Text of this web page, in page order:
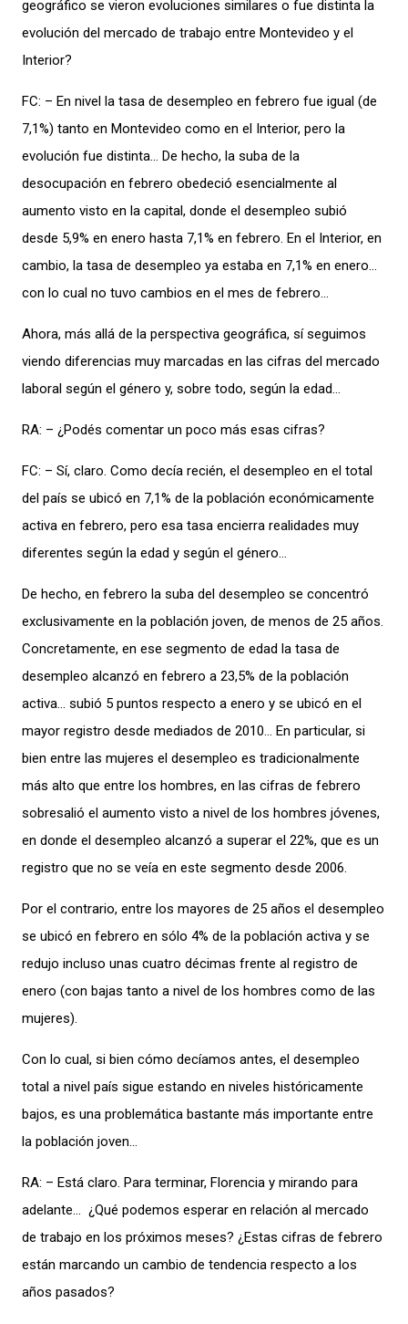
geográfico se vieron evoluciones similares o fue distinta la
evolución del mercado de trabajo entre Montevideo y el
Interior?
FC: – En nivel la tasa de desempleo en febrero fue igual (de
7,1%) tanto en Montevideo como en el Interior, pero la
evolución fue distinta… De hecho, la suba de la
desocupación en febrero obedeció esencialmente al
aumento visto en la capital, donde el desempleo subió
desde 5,9% en enero hasta 7,1% en febrero. En el Interior, en
cambio, la tasa de desempleo ya estaba en 7,1% en enero…
con lo cual no tuvo cambios en el mes de febrero…
Ahora, más allá de la perspectiva geográfica, sí seguimos
viendo diferencias muy marcadas en las cifras del mercado
laboral según el género y, sobre todo, según la edad…
RA: – ¿Podés comentar un poco más esas cifras?
FC: – Sí, claro. Como decía recién, el desempleo en el total
del país se ubicó en 7,1% de la población económicamente
activa en febrero, pero esa tasa encierra realidades muy
diferentes según la edad y según el género…
De hecho, en febrero la suba del desempleo se concentró
exclusivamente en la población joven, de menos de 25 años.
Concretamente, en ese segmento de edad la tasa de
desempleo alcanzó en febrero a 23,5% de la población
activa… subió 5 puntos respecto a enero y se ubicó en el
mayor registro desde mediados de 2010… En particular, si
bien entre las mujeres el desempleo es tradicionalmente
más alto que entre los hombres, en las cifras de febrero
sobresalió el aumento visto a nivel de los hombres jóvenes,
en donde el desempleo alcanzó a superar el 22%, que es un
registro que no se veía en este segmento desde 2006.
Por el contrario, entre los mayores de 25 años el desempleo
se ubicó en febrero en sólo 4% de la población activa y se
redujo incluso unas cuatro décimas frente al registro de
enero (con bajas tanto a nivel de los hombres como de las
mujeres).
Con lo cual, si bien cómo decíamos antes, el desempleo
total a nivel país sigue estando en niveles históricamente
bajos, es una problemática bastante más importante entre
la población joven…
RA: – Está claro. Para terminar, Florencia y mirando para
adelante… ¿Qué podemos esperar en relación al mercado
de trabajo en los próximos meses? ¿Estas cifras de febrero
están marcando un cambio de tendencia respecto a los
años pasados?